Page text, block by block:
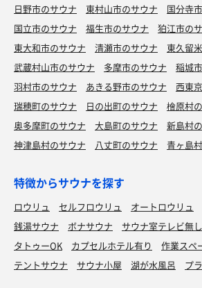
日野市のサウナ
東村山市のサウナ
国分寺
国立市のサウナ
福生市のサウナ
狛江市の
東大和市のサウナ
清瀬市のサウナ
東久留
武蔵村山市のサウナ
多摩市のサウナ
稲城
羽村市のサウナ
あきる野市のサウナ
西東
瑞穂町のサウナ
日の出町のサウナ
檜原村
奥多摩町のサウナ
大島町のサウナ
新島村
神津島村のサウナ
八丈町のサウナ 青ヶ島
特徴からサウナを探す
ロウリュ セルフロウリュ オートロウリュ
銭湯サウナ
ボナサウナ サウナ室テレビ無し
タトゥーOK
カプセルホテル有り
作業スペ
テントサウナ
サウナ小屋 湖が水風呂 プ